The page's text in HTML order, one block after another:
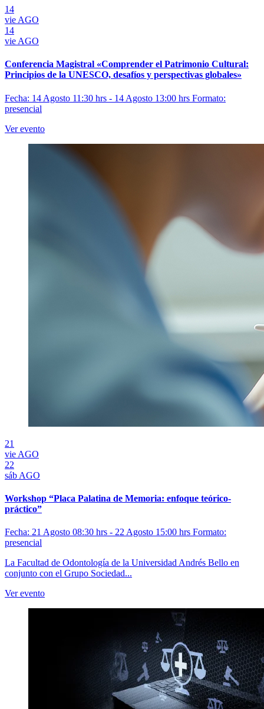
14
vie AGO
14
vie AGO
Conferencia Magistral «Comprender el Patrimonio Cultural:
Principios de la UNESCO, desafíos y perspectivas globales»
Fecha: 14 Agosto 11:30 hrs - 14 Agosto 13:00 hrs Formato:
presencial
Ver evento
21
vie AGO
22
sáb AGO
Workshop “Placa Palatina de Memoria: enfoque teórico-
práctico”
Fecha: 21 Agosto 08:30 hrs - 22 Agosto 15:00 hrs Formato:
presencial
La Facultad de Odontología de la Universidad Andrés Bello en
conjunto con el Grupo Sociedad...
Ver evento